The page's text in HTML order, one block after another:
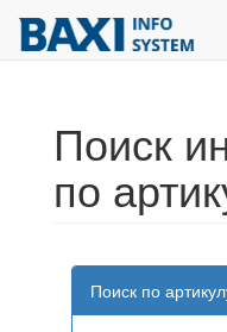
Поиск
по
Поиск по